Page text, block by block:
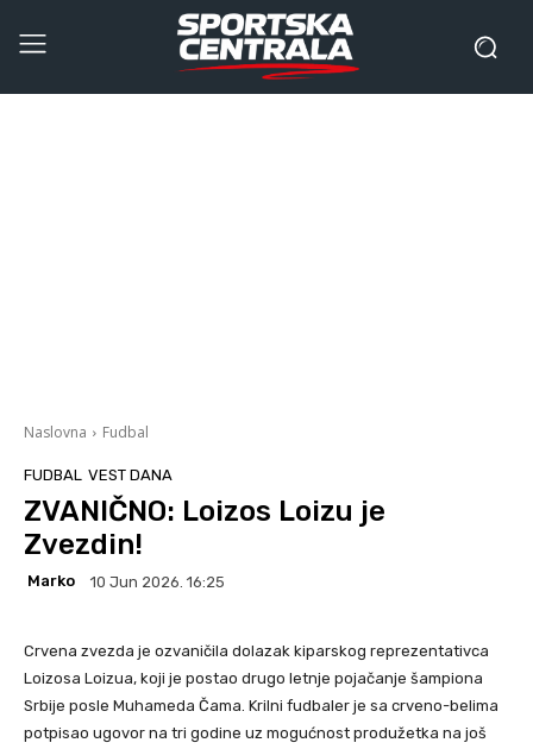
Naslovna Fudbal
FUDBAL VEST DANA
ZVANIČNO: Loizos Loizu je
Zvezdin!
Marko 10 Jun 2026. 16:25
Crvena zvezda je ozvaničila dolazak kiparskog reprezentativca
Loizosa Loizua, koji je postao drugo letnje pojačanje šampiona
Srbije posle Muhameda Čama. Krilni fudbaler je sa crveno-belima
potpisao ugovor na tri godine uz mogućnost produžetka na još